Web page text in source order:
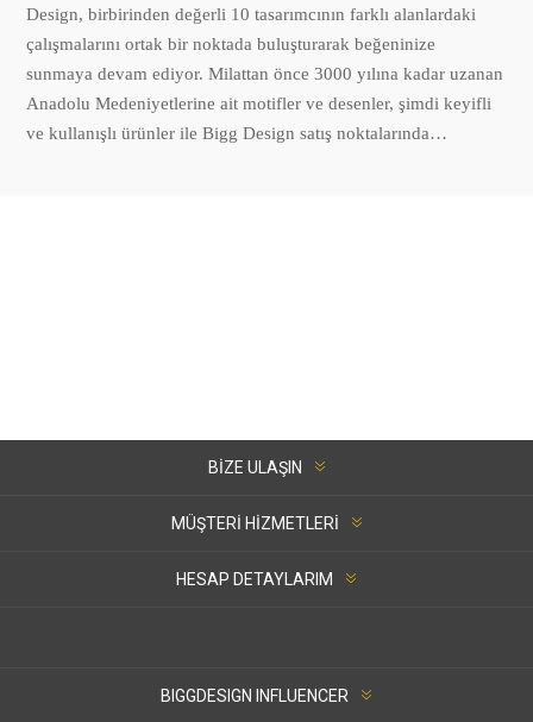
Design, birbirinden değerli 10 tasarımcının farklı alanlardaki
çalışmalarını ortak bir noktada buluşturarak beğeninize
sunmaya devam ediyor. Milattan önce 3000 yılına kadar uzanan
Anadolu Medeniyetlerine ait motifler ve desenler, şimdi keyifli
ve kullanışlı ürünler ile Bigg Design satış noktalarında…
BIZE ULAŞIN
MÜŞTERI HIZMETLERI
HESAP DETAYLARIM
BIGGDESIGN INFLUENCER